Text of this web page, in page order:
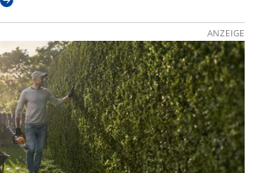
ANZEIGE